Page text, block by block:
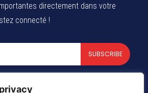
directement dans votre
connecté !
SUBSCRIBE